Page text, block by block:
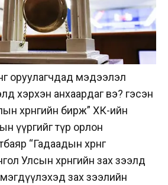
оруулагчдад мэдээлэл
хэрхэн анхаардаг вэ? гэсэн
хөрөнгийн бирж” ХК-ийн
үүргийг түр орлон
“Гадаадын хөрөнгө
Улсын хөрөнгийн зах зээлд
зах зээлийн